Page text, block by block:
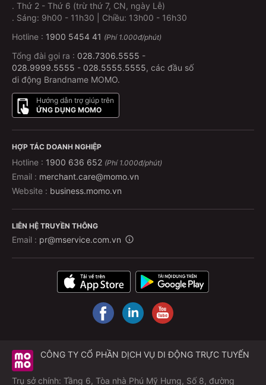
. Thứ 2 - Thứ 6 (trừ thứ 7, CN, ngày Lễ)
. Sáng: 9h00 - 11h30 | Chiều: 13h00 - 16h30
Hotline : 1900 5454 41 (Phí 1.000đ/phút)
Tổng đài gọi ra : 028.7306.5555 -
028.9999.5555 - 028.5555.5555, các đầu số
di động Brandname MOMO.
Hướng dẫn trợ giúp trên
ỨNG DỤNG MOMO
HỢP TÁC DOANH NGHIỆP
Hotline : 1900 636 652 (Phí 1.000đ/phút)
Email : merchant.care@momo.vn
Website : business.momo.vn
LIÊN HỆ TRUYỀN THÔNG
Email : pr@mservice.com.vn
CÔNG TY CỔ PHẦN DỊCH VỤ DI ĐỘNG TRỰC TUYẾN
Trụ sở chính: Tầng 6, Tòa nhà Phú Mỹ Hưng, Số 8, đường